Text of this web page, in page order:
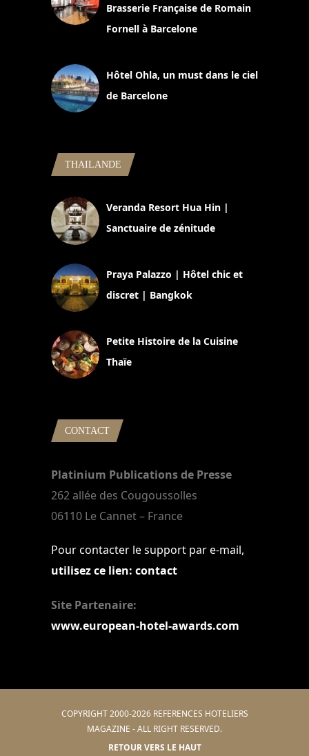
Brasserie Française de Romain
Fornell à Barcelone
Hôtel Ohla, un must dans le ciel
de Barcelone
THAILANDE
Veranda Resort Hua Hin |
Sanctuaire de zénitude
Praya Palazzo | Hôtel chic et
discret | Bangkok
Petite Histoire de la Cuisine
Thaïe
CONTACT
Platinium Publications de Presse
262 allée des Cougoussolles
06110 Le Cannet – France
Pour contacter le support par e-mail,
utilisez ce lien: contact
Site Partenaire:
www.european-hotel-awards.com
COPYRIGHT 2000-2026 REFERENCES HOTELIERS
MAGAZINE - ALL RIGHT RESERVED.
RETOUR VERS LE HAUT